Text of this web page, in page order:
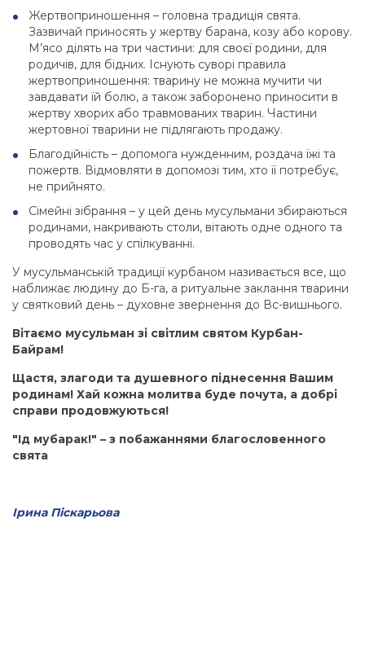
Жертвоприношення – головна традиція свята.
Зазвичай приносять у жертву барана, козу або корову.
М’ясо ділять на три частини: для своєї родини, для
родичів, для бідних. Існують суворі правила
жертвоприношення: тварину не можна мучити чи
завдавати їй болю, а також заборонено приносити в
жертву хворих або травмованих тварин. Частини
жертовної тварини не підлягають продажу.
Благодійність – допомога нужденним, роздача їжі та
пожертв. Відмовляти в допомозі тим, хто її потребує,
не прийнято.
Сімейні зібрання – у цей день мусульмани збираються
родинами, накривають столи, вітають одне одного та
проводять час у спілкуванні.
У мусульманській традиції курбаном називається все, що
наближає людину до Б-га, а ритуальне заклання тварини
у святковий день – духовне звернення до Вс-вишнього.
Вітаємо мусульман зі світлим святом Курбан-
Байрам!
Щастя, злагоди та душевного піднесення Вашим
родинам! Хай кожна молитва буде почута, а добрі
справи продовжуються!
"Ід мубарак!" – з побажаннями благословенного
свята
Ірина Піскарьова